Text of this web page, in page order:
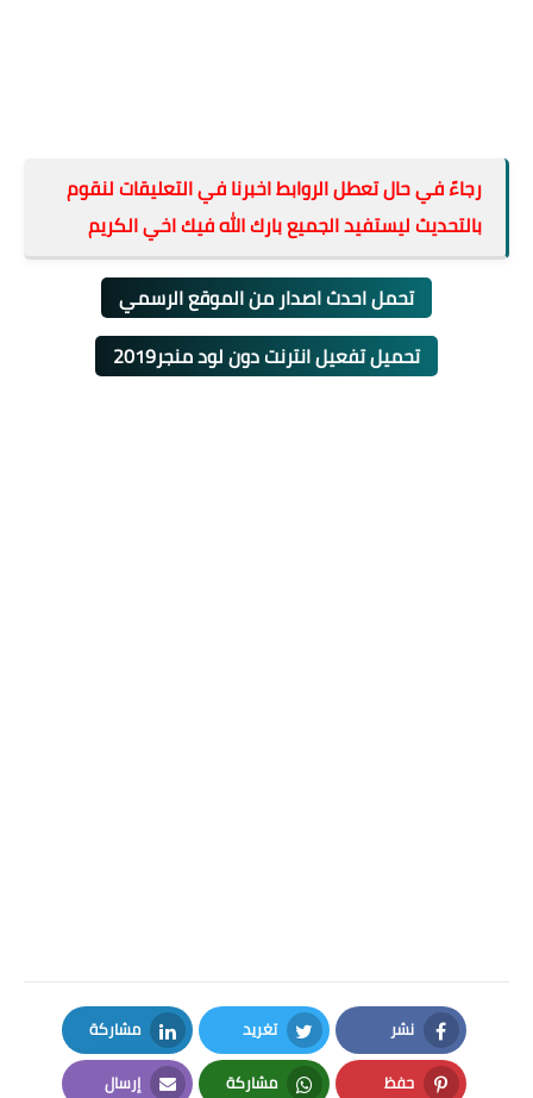
رجاءً في حال تعطل الروابط اخبرنا في التعليقات لنقوم
بالتحديث ليستفيد الجميع بارك الله فيك اخي الكريم
تحمل احدث اصدار من الموقع الرسمي
تحميل تفعيل انترنت دون لود منجر2019
نشر
Facebook
تغريد
Twitter
مشاركة
LinkedIn
حفظ مشاركة إرسال